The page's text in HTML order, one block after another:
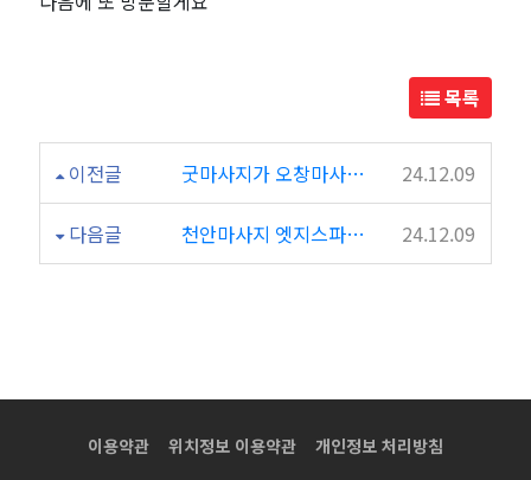
에
서
힐
제
목록
이전글 굿마사지가 오창마사지로 유명한 이유를 알겠음 24.12.09
다음글 천안마사지 엣지스파테라피에서 잘 받고갑니다^^ 24.12.09
이용약관 위치정보 이용약관 개인정보 처리방침